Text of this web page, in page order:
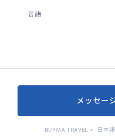
言語
メッセー
BUYMA TRAVEL > 日本